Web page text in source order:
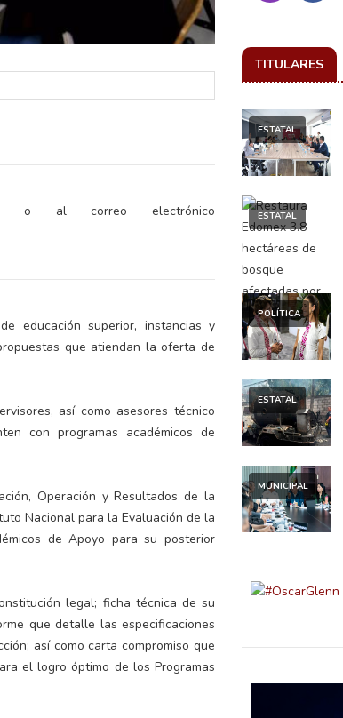
o al correo electrónico
educación superior, instancias y
que atiendan la oferta de
así como asesores técnico
con programas académicos de
Operación y Resultados de la
Nacional para la Evaluación de la
de Apoyo para su posterior
legal; ficha técnica de su
que detalle las especificaciones
así como carta compromiso que
el logro óptimo de los Programas
TITULARES
ESTATAL
ESTATAL
POLÍTICA
ESTATAL
MUNICIPAL